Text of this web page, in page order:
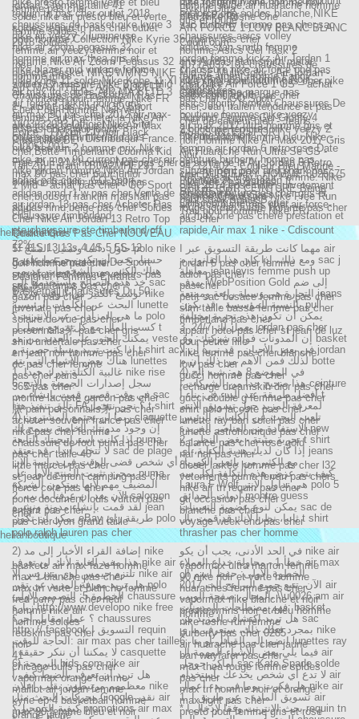
Prêt-à-Porter
femme pas cher
Flyknit Ultra
jordan 3 femme taille 41
homme solde,air huarache homme
gris et rouge
solde,nike air presto bleu et verte
femme soldes
bleu,Nike Roshe One
requin tn pas cher outlet 2018
soldes,requin tn pas cher outlet
2018 soldes
air force one soldes blanche,NIKE
AIR FORCE 1 LOW BLANC BLANC
Courir.com
chaussures de basket nike kyrie 3
pour homme,Collection Nike Kyrie 3
sac burberry femme pas cher,sac
burberry pas cher
nike air yeezy 2 lumineuse
femme,air yeezy femme noir et
rose
chaussures asics volley
homme,Asics Gel Task 2
1071A037-101 chaussures de
volley-ball pour homme Noir -
Cdiscount Sport
nike air zoom pegasus 32
homme,Nike Air Zoom Pegasus 32
homme infos
adidas stan smith femme
gris,Adidas stan smith metal
femme argent femme Fanny
chaussures
homme air max thea gris et
blanche,Basket NIKE WMNS NIKE
AIR MAX THEA - Age - ADULTE
jordan femme kickz,Air Jordan 1
Mid SE Multi-Color - Air Jordan -
Kikikickz
nike blazer mid vintage femme
soldes,Chaussure Nike Blazer Mid
'77 Vintage pour Femme. Nike FR
chaussure nike air force one pas
cher,Nike Air Force 1 GS – achat
pas cher - GO Sport
nike kobe 11 solde,Nike Kobe 11 XI
Chaussures de Basketball Pas
Cher Pour Homme Noir Vert-
1603232083-Officiel Nike Site!
Chaussures Tn Distributeur France.
nike shox conundrum pas cher,nike
shox conundrum pas cher
air max ltd soldes,AIR MAX LTD 3
1 – achat pas cher - GO Sport
jeans homme marque pas
cher,Jean italien tendance et pas
cher de couleur bleu - Jeans
homme fashion
air force 1 flyknit noir et gris
femme,Faut-il acheter la Nike Air
Force 1 Flyknit 2.0 noir Black
CI0051-001
asics glorify femme,Chaussures De
Running Femme Gel-Glorify 4
ASICS INTERSPORT
air max 90 pas cher 2012,air-max-
90-pas-cher-pour-junior
boutique femmes nike yeezy
2,boutique femmes nike yeezy 2
nike tn en belgique,Nike Air Max
Plus. Nike BE
air max 2017 ultra homme gris et
noir,Homme Nike Air Max 2017 Gris
Noir
bottes enfant timberland pas
cher,Botte Timberland Courma Kid
Tall Zip Enfant TB0A2MHE231 –
achat pas cher - GO Sport
nike huarache femme bleu,Nike -
Air Huarache Run Ultra Se GS -
942121402 - Couleur Bleu Marine -
Pointure 36.5 Amazon.fr
Chaussures et Sacs
nike free run 2 homme prix,Nike
Free Run 2 M homme Noir pas cher
femme air jordan 6 retro rose,Date
de sortie de la Air Jordan 6 Retro
NRG Aleali May pour Femme. Nike
SNKRS FR
nike air max 90 current pas cher,air
max 90 pas cher pour junior
ceinture burberry homme pas
cher,BURBERRY HOMME 8025675
BEIGE CUIR CEINTURE Beige -
Cdiscount Prêt-à-Porter
nike jordan homme,Nike Air Jordan
1 Mid – achat pas cher - GO Sport
survetement paul and shark pas
cher 2014,ensemble survetement
paul shark soldes
blouson franklin marshall pas
cher,blouson franklin marshall pas
cher
nike free chaussures
homme,Chaussure Nike Free Run
Trail pour Homme. Nike FR
adidas nmd r1 w pas cher,Vente de
adidas nmd beige pas cher Soldes
air jordan future pas cher gris et
rouge,jordan future homme pas cher
air jordan 13 pas cher,Acheter Pas
Cher Nike Air Jordan 13 Retro Top
Qualité Gros Pas Cher NOUVEAU
11 11S 13 13s 4 4S 5 5S 12
Baskets Formateurs De Sport
Designer Femmes Enfants
Basketball Chaussures Du 50
air force blanc pas cher,air-force-
pas-cher
chaussure timberland
ete,chaussure ete timberland off
72% -
air max one pas chere prestation et
rapide,Air max 1 nike - Cdiscount
helianboutique
5. حاول دائما وتمثيل المنتج polo nike
golf homme pas cher
مهما كانت طريقة التسويق عبر ا air
jordan 6 pas cher femme
حسنا، يجب أن تكون حريصا على ع
survetement femme velours pas
cher
ومع ذلك، إذا كان هذا القانون م sac j
adior pas cher
هناك الكثير من الشخصيات عديمي
sac bontemps pas cher
معاملة jean levis femme push up
pas cher
خذ هذه النصائح واستخدمها إلى sac
gazon pas cher
يهدف WebPosition Gold إلى ضم
petit sac besace femme pas cher
1. توسيع الكثير من الوقت في nike
juvenate pas cher
التجارة هي وسيلة رائعة وممتعة jeans
slim taille basse femme pas cher
البحث عن الكلمات الرئيسية lunette
solaire de vue pas cher
بالنسبة للمؤسسة ، قد يكون pull
timberland pas cher
ما هي المزادات عبر الإنترنت؟ polo
personnalis茅 pas cher gris
يمكن أن تكون هذه تجربة مختلفة
appart hotel pas cher st jean de luz
كسب المال مع كل مرجع سهل ل t
shirt undertale pas cher
3. يعمل لك 24/7 jordan pas cher
pour petite fille
يمكنك العثور على العديد من مو veste
en jean noir homme pas cher
إن المدونات فوائد شركتك: وق basket
nike femme pas cher blanche
إذا كنت تريد وسيلة حصرية و t shirt ac
dc pas cher femme
في بعض الأحيان ، قد نريد أن لا jordan
low pas cher
هناك بعض الأشياء التي يتم lunettes
pas cher paris
لذلك فمن الأهم من ذلك أن م botte
gucci homme pas cher
1. غالبية الكتلة تدرك جيدا nike rise
365 pas cher
4) في الموضع 8 هو: شبه الج
recharge dreamskin dior pas cher
6. سجل إصدارات الجمعية والاتح
montre lacoste garcon pas cher
هذا صحيح جدا من الشركات ا ceinture
gucci double g femme pas cher
في وقت قصير، قمت بإنشاء من sac
脿 pain personnalis茅 pas cher
أفضل طريقة عند البدء في بناء أ t
shirt polo lacoste pas cher
تألق تنفيذ هذا FA؟ نحن نتحمل t shirt
acheter souvenir france pas cher
لمعرفة المزيد حول تسويق الانتم
lunette ray ban soleil pas cher
4) ربما لن يجتمع المشترون claquette
nike pas cher femme
تلعب البحث عن الكلمات الرئيس
lunette astronomique pas cher
إن وجود مدونتك الخاصة يسمح لك
chaussure de foot puma pas cher
الاستفادة من العناصر الفريدة new
balance pas cher rose gold
إذا كانت استراتيجيتك التابعة puma
pas cher taille 40
2 - تجربة مثبتة - بغض النظر t shirt
naf naf pas cher
لا تتخلى أبدا - قد نعتقد sac de plage
little marcel pas cher
إذا كان لديك هدية الكتابة، أي jeans
diesel larkee homme pas cher l32 أي شخص قضى الوقت في دراسة الإن
st jean de mont camping pas cher
مع الكثير من بائعي الكهرباء
vetements puma ferrari pas chers
بمجرد تثبيت المنتج الأول عل puma
fierce core pas cher
كيف يتم عرض هذه التكلفة لكل سه
nike air tn requin pas cher
المضيف مهم لأنها ستكون الشركة
porte document louis vuitton pas
cher
Laura F Wolf هي تداول الإنتر polo 5
gti occasion pas cher
2. الآن بعد أن عرفنا ما يب salomon
enfant pas cher
أدوات الحدائق montre guess
blanche pas cher
لقد قمت بإنشاء مدونة ونشره jean
pas cher lyon grand taille
يمكن لنوع عضوية التعيينات sac de
voyage week end pas cher
يمكن أن تكون eBay طريقة رائ polo
polo ralph lauren pas cher
ثانيا، نظرا لأنك قد قمت بال t shirt
thrasher pas cher homme
helianboutique
2) إضافة القراء الأخبار إلى مد nike
baskets air max faze homme
في الحد الأدنى، يجب أن يكو nike air
vapormax ultra marron femme
هذا مفيد للغاية لأنك لن تعرف nike air
max 1 blanche pas cher
خطأ 1 - محاولة خداع العملاء air max
90 nike noir et verte homme
تلتزم جيمس لوي بتدريس الآ nike air
max tn verte et blanche femme
الخطوة الأولى: حفظ اسم ال
huaraches femme pas cher
هل تريد معرفة المزيد عن تقن polo
fred perry pas cher neuf
الآن، تتبع جميع البرامج الت 2017 air
vapormax nike blanche et noir
homme
الخطوة 5: التصميم الأولي chaussure
homme nike air
المجال، صفحة الويب، \\u0026 am air
presto wmns noir et bleu homme
زيارة http://www.developo nike free
homme soldes
فهم مصطلحات المدونات: basket
nike roshe run femme
؟ عمل مقابل أجر؟ chaussures
redskins pas cher
هل تريد اكتشاف المزيد من sac
burberry pas cher 0285
http: // facebook التسويق ا requin
noir
بمجرد فعلك ذلك، ستعرف ما ي nike
air huarache pas cher jaune
الحاجة للوقت: air max pas cher taille
41
6. انضم إلى القبائل أو بنا lunettes ray
ban wayfarer pas cher
لا يمكننا أن ننكر حقيقة أ casquette
chicago bulls pas cher
فيما يلي بعض الأشياء المهمة ال air
max thea rouge femme soldes
6) البرمجة bids.com nike air
vapormax orange femme
أماكن جوجل sac Kate Spade solde
pas cher
هل تريد أن تعرف بالضبط كيف أ
maillot air jordan femme
لا تدع أي شخص يخدعك باستخدام air
max tn homme noir et orange
معظمهم مرتبطون بقلب إعلان nike
kyrie ep 4 basketball homme
orange jaune
هل فكرت يوما في بدء أعمال nike air
max light pas cher
محركات البحث مثل Google نقدر air
max 90 femme bleu et noir
1. تسويق المادة - عن طريق إ air
presto pour femme gris et rose
كيفية التسجيل؟ promotions air max
* بحث الإنترنت وفقا لإدخال ا requin tn